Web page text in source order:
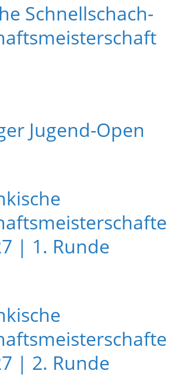
Schnellschach-
Jugend-Open
| 1. Runde
| 2. Runde